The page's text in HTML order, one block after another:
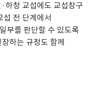
하청 교섭에도 교섭창구
전 단계에서
부를 판단할 수 있도록
하는 규정도 함께